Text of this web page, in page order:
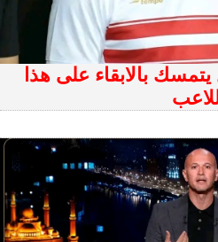
بالابقاء على هذا